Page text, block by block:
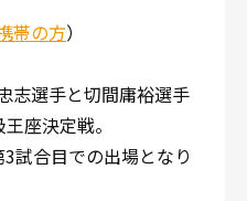
/ 日・祝 14:00〜19:00
帯の方）
志選手と切間庸裕選手
座決定戦。
試合目での出場となり